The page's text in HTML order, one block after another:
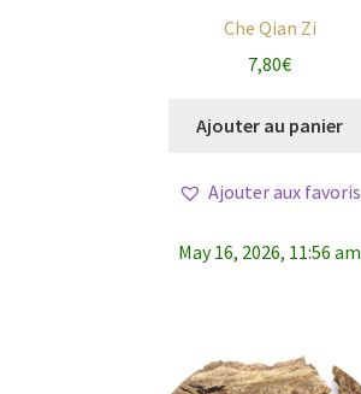
Che Qian Zi
7,80€
Ajouter au panier
Ajouter aux favoris
May 16, 2026, 11:56 am